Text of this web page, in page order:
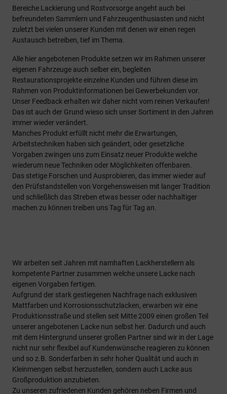
Bereiche Lackierung und Rostvorsorge angeht auch bei
befreundeten Sammlern und Fahrzeugenthusiasten und nicht
zuletzt bei vielen unserer Kunden mit denen wir einen regen
Austausch betreiben, tief im Thema.
Alle hier angebotenen Produkte setzen wir im Rahmen unserer
eigenen Fahrzeuge auch selber ein, begleiten
Restaurationsprojekte einzelne Kunden und führen diese im
Rahmen von Produktinformationen bei Gewerbekunden vor.
Unser Feedback erhalten wir daher nicht vom reinen Verkaufen!
Das ist auch der Grund wieso sich unser Sortiment in den Jahren
immer wieder verändert.
Manches Produkt erfüllt nicht mehr die Erwartungen,
Arbeitstechniken haben sich geändert, oder gesetzliche
Vorgaben zwingen uns zum Einsatz neuer Produkte welche
wiederum neue Techniken oder Möglichkeiten offenbaren.
Das stetige Forschen und Ausprobieren, das immer wieder auf
den Prüfstandstellen von Vorgehensweisen mit langer Tradition
und schließlich das Streben etwas besser oder nachhaltiger
machen zu können treiben uns Tag für Tag an.
Wir arbeiten seit Jahren mit namhaften Lackherstellern als
kompetente Partner zusammen welche unsere Lacke nach
eigenen Vorgaben fertigen.
Aufgrund der stark gestiegenen Nachfrage nach exklusiven
Mattfarben und Korrosionsschutzlacken, erwarben wir eine
Produktionsstraße und stellen seit Mitte 2009 einen großen Teil
unserer angebotenen Lacke nun selbst her. Dadurch und auch
mit dem Hintergrund unserer großen Partner sind wir in der Lage
nicht nur sehr flexibel auf Kundenwünsche reagieren zu können
und so z.B. Sonderfarben in sehr hoher Qualität und auch in
Kleinmengen selbst herzustellen, sondern auch Lacke aus
Großproduktion anzubieten.
Zu unseren zufriedenen Kunden gehören neben Firmen und